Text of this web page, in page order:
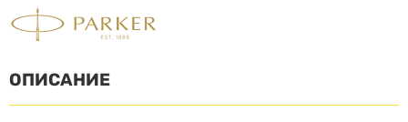
ОПИСАНИЕ